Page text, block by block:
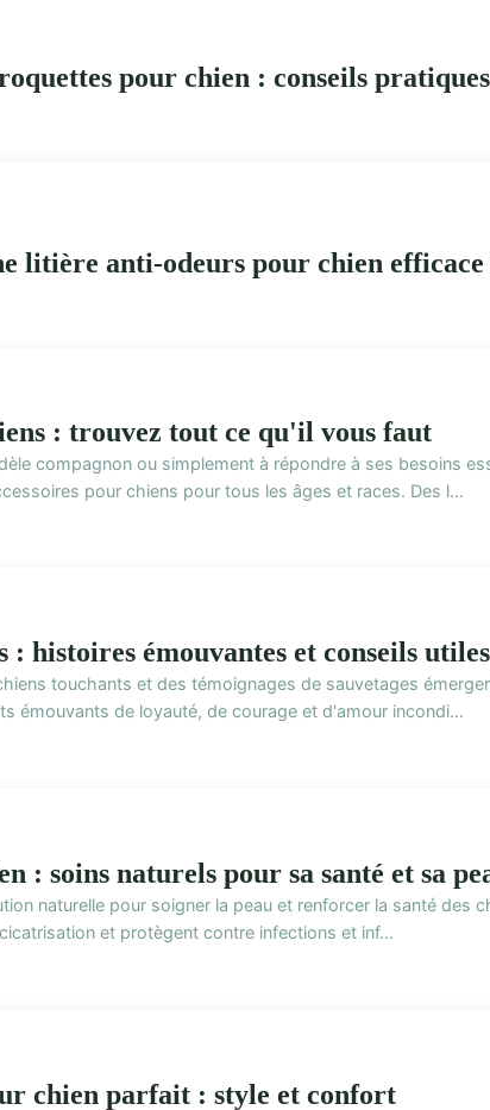
pour chien : conseils pratiques
litière anti-odeurs pour chien efficace
: trouvez tout ce qu'il vous faut
compagnon ou simplement à répondre à ses besoins
pour chiens pour tous les âges et races. Des l...
: histoires émouvantes et conseils utiles
touchants et des témoignages de sauvetages
émouvants de loyauté, de courage et d'amour incondi...
: soins naturels pour sa santé et sa
naturelle pour soigner la peau et renforcer la santé des
et protègent contre infections et inf...
chien parfait : style et confort